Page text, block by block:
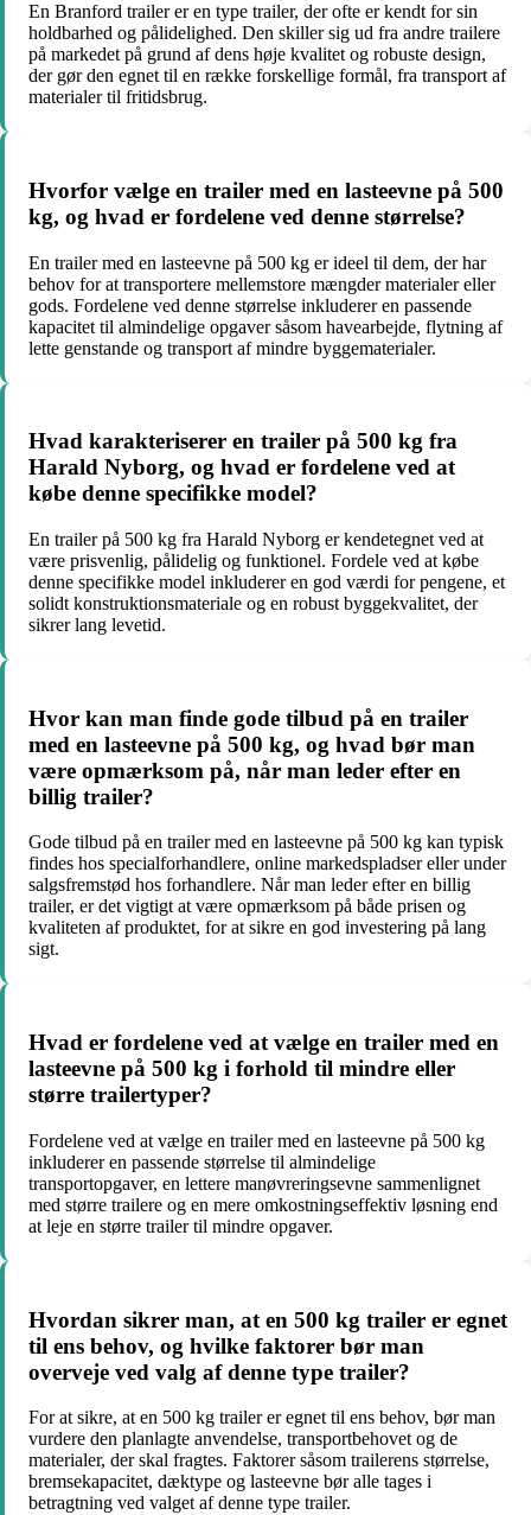
En Branford trailer er en type trailer, der ofte er kendt for sin
holdbarhed og pålidelighed. Den skiller sig ud fra andre trailere
på markedet på grund af dens høje kvalitet og robuste design,
der gør den egnet til en række forskellige formål, fra transport af
materialer til fritidsbrug.
Hvorfor vælge en trailer med en lasteevne på 500
kg, og hvad er fordelene ved denne størrelse?
En trailer med en lasteevne på 500 kg er ideel til dem, der har
behov for at transportere mellemstore mængder materialer eller
gods. Fordelene ved denne størrelse inkluderer en passende
kapacitet til almindelige opgaver såsom havearbejde, flytning af
lette genstande og transport af mindre byggematerialer.
Hvad karakteriserer en trailer på 500 kg fra
Harald Nyborg, og hvad er fordelene ved at
købe denne specifikke model?
En trailer på 500 kg fra Harald Nyborg er kendetegnet ved at
være prisvenlig, pålidelig og funktionel. Fordele ved at købe
denne specifikke model inkluderer en god værdi for pengene, et
solidt konstruktionsmateriale og en robust byggekvalitet, der
sikrer lang levetid.
Hvor kan man finde gode tilbud på en trailer
med en lasteevne på 500 kg, og hvad bør man
være opmærksom på, når man leder efter en
billig trailer?
Gode tilbud på en trailer med en lasteevne på 500 kg kan typisk
findes hos specialforhandlere, online markedspladser eller under
salgsfremstød hos forhandlere. Når man leder efter en billig
trailer, er det vigtigt at være opmærksom på både prisen og
kvaliteten af produktet, for at sikre en god investering på lang
sigt.
Hvad er fordelene ved at vælge en trailer med en
lasteevne på 500 kg i forhold til mindre eller
større trailertyper?
Fordelene ved at vælge en trailer med en lasteevne på 500 kg
inkluderer en passende størrelse til almindelige
transportopgaver, en lettere manøvreringsevne sammenlignet
med større trailere og en mere omkostningseffektiv løsning end
at leje en større trailer til mindre opgaver.
Hvordan sikrer man, at en 500 kg trailer er egnet
til ens behov, og hvilke faktorer bør man
overveje ved valg af denne type trailer?
For at sikre, at en 500 kg trailer er egnet til ens behov, bør man
vurdere den planlagte anvendelse, transportbehovet og de
materialer, der skal fragtes. Faktorer såsom trailerens størrelse,
bremsekapacitet, dæktype og lasteevne bør alle tages i
betragtning ved valget af denne type trailer.